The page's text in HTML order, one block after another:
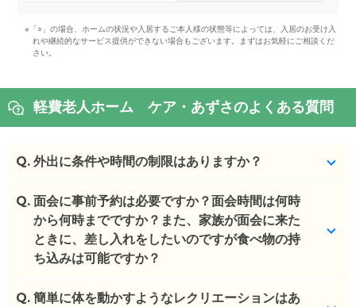
※「○」の場合、ホームの状況や入居するご本人様の状態等によっては、入居のお受け入
れや継続的なサービス提供ができない場合もございます。まずはお気軽にご相談くだ
さい。
軽費老人ホーム ケア・あずさのよくある質問
Q. 外出に条件や時間の制限はありますか？
特にございません。
(回答者: 施設担当者,回答日: 2024/03/04)
Q. 面会に事前予約は必要ですか？面会時間は何時
から何時までですか？また、家族が面会に来た
ときに、差し入れをしたいのですが食べ物の持
ち込みは可能ですか？
事前連絡をして頂くとスムーズです。21時までのご
Q. 簡単に体を動かすようなレクリエーションはあ